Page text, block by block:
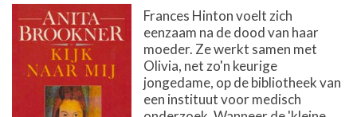
Frances Hinton voelt zich
eenzaam na de dood van haar
moeder. Ze werkt samen met
Olivia, net zo'n keurige
jongedame, op de bibliotheek van
een instituut voor medisch